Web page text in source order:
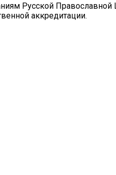
Русской Православной
аккредитации.